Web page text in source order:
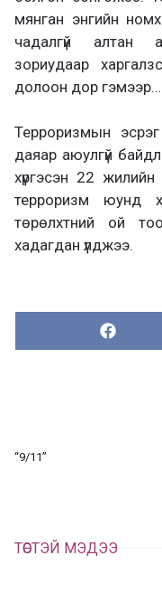
мянган энгийн
чадалгүй алтан
зориудаар
долоон дор гэмээр…
Терроризмын
даяар аюулгүй
хүргэсэн 22 жилийн
терроризм юунд
төрөлхтний ой
хадагдан үлджээ.
Х
у
“9/11”
ТӨСТЭЙ МЭДЭЭ